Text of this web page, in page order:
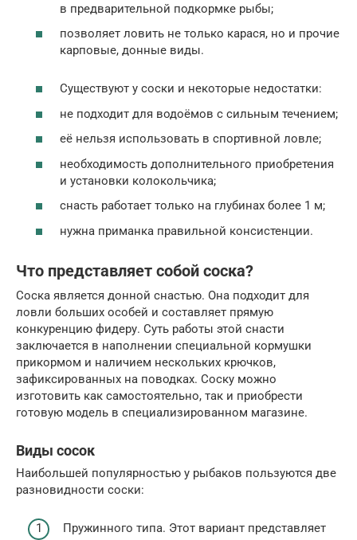
в предварительной подкормке рыбы;
позволяет ловить не только карася, но и прочие
карповые, донные виды.
Существуют у соски и некоторые недостатки:
не подходит для водоёмов с сильным течением;
её нельзя использовать в спортивной ловле;
необходимость дополнительного приобретения
и установки колокольчика;
снасть работает только на глубинах более 1 м;
нужна приманка правильной консистенции.
Что представляет собой соска?
Соска является донной снастью. Она подходит для
ловли больших особей и составляет прямую
конкуренцию фидеру. Суть работы этой снасти
заключается в наполнении специальной кормушки
прикормом и наличием нескольких крючков,
зафиксированных на поводках. Соску можно
изготовить как самостоятельно, так и приобрести
готовую модель в специализированном магазине.
Виды сосок
Наибольшей популярностью у рыбаков пользуются две
разновидности соски:
Пружинного типа. Этот вариант представляет